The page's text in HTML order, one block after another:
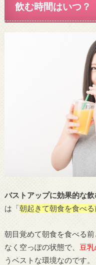
飲む時間はいつ？
バストアップに効果的な飲
は「朝起きて朝食を食べる
朝目覚めて朝食を食べる
なく空っぽの状態で、 豆
うベストな環境なのです。